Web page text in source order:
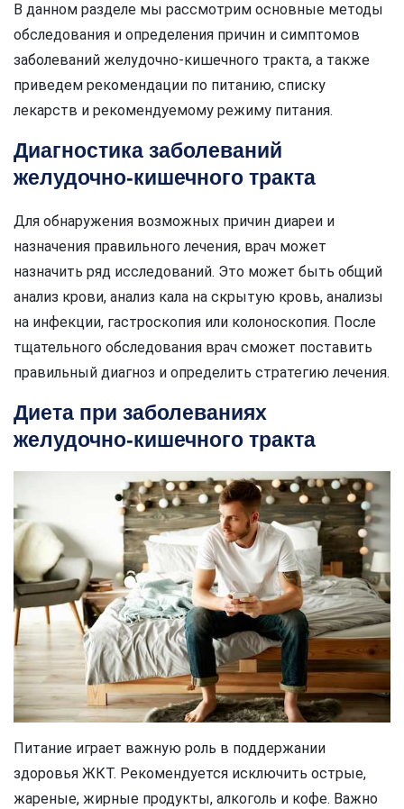
В данном разделе мы рассмотрим основные методы
обследования и определения причин и симптомов
заболеваний желудочно-кишечного тракта, а также
приведем рекомендации по питанию, списку
лекарств и рекомендуемому режиму питания.
Диагностика заболеваний
желудочно-кишечного тракта
Для обнаружения возможных причин диареи и
назначения правильного лечения, врач может
назначить ряд исследований. Это может быть общий
анализ крови, анализ кала на скрытую кровь, анализы
на инфекции, гастроскопия или колоноскопия. После
тщательного обследования врач сможет поставить
правильный диагноз и определить стратегию лечения.
Диета при заболеваниях
желудочно-кишечного тракта
Питание играет важную роль в поддержании
здоровья ЖКТ. Рекомендуется исключить острые,
жареные, жирные продукты, алкоголь и кофе. Важно